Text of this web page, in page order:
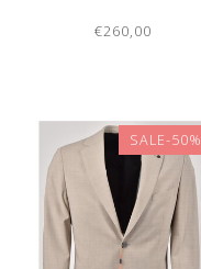
€260,00
SALE-50%